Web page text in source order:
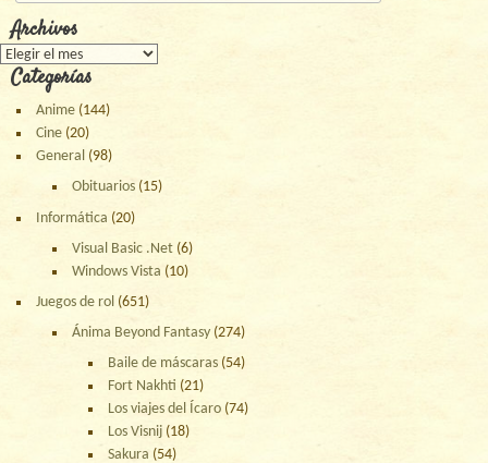
Archivos
Archivos
Categorías
Anime (144)
Cine (20)
General (98)
Obituarios (15)
Informática (20)
Visual Basic .Net (6)
Windows Vista (10)
Juegos de rol (651)
Ánima Beyond Fantasy (274)
Baile de máscaras (54)
Fort Nakhti (21)
Los viajes del Ícaro (74)
Los Visnij (18)
Sakura (54)